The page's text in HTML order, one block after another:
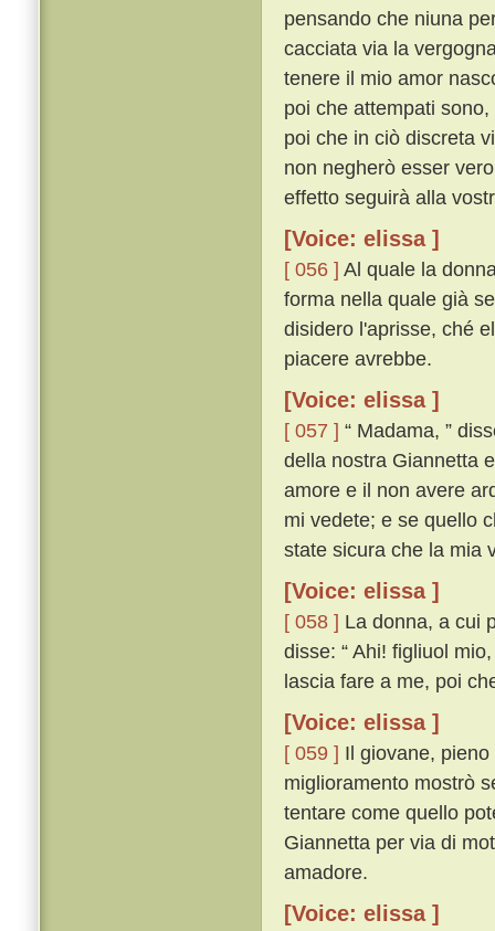
pensando che niuna
cacciata via la
tenere il mio amor
poi che attempati
poi che in ciò discreta
non negherò esser
effetto seguirà alla
[Voice: elissa ]
[ 056 ] Al quale la
forma nella quale già
disidero l'aprisse, ché
piacere avrebbe.
[Voice: elissa ]
[ 057 ] “ Madama, ”
della nostra Giannetta
amore e il non avere
mi vedete; e se quello
state sicura che la mia
[Voice: elissa ]
[ 058 ] La donna, a cui
disse: “ Ahi! figliuol
lascia fare a me, poi
[Voice: elissa ]
[ 059 ] Il giovane,
miglioramento mostrò
tentare come quello
Giannetta per via di
amadore.
[Voice: elissa ]